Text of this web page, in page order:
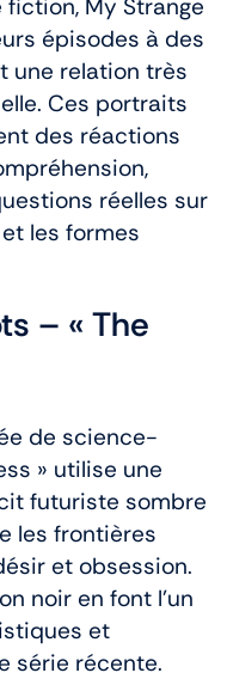
fiction, My Strange
épisodes à des
une relation très
Ces portraits
des réactions
réelles sur
les formes
– « The
de science-
» utilise une
futuriste sombre
les frontières
et obsession.
noir en font l’un
et
série récente.